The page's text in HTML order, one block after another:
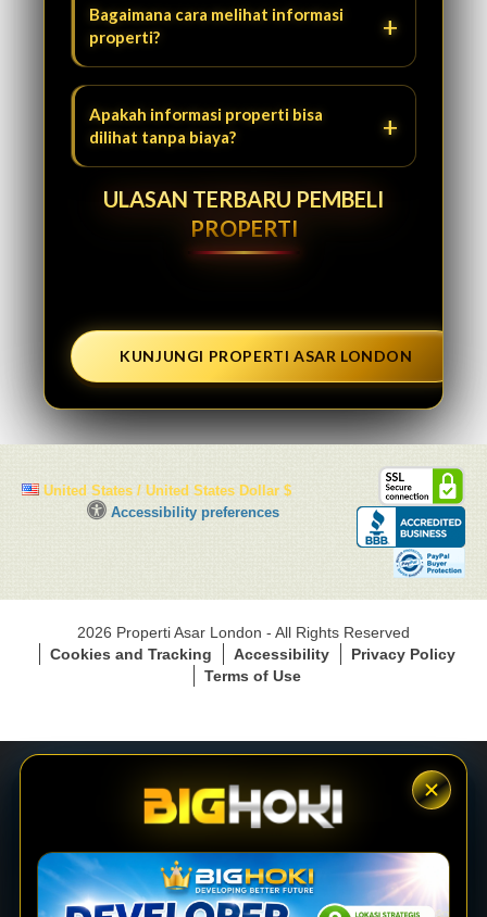
Bagaimana cara melihat informasi
properti?
Apakah informasi properti bisa
dilihat tanpa biaya?
ULASAN TERBARU PEMBELI
PROPERTI
KUNJUNGI PROPERTI ASAR LONDON
United States / United States Dollar $
C
k
o
a
v
c
c
e
Accessibility preferences
S
2026 Properti Asar London - All Rights Reserved
Cookies and Tracking
Accessibility
Privacy Policy
Terms of Use
LOGIN
DAFTAR